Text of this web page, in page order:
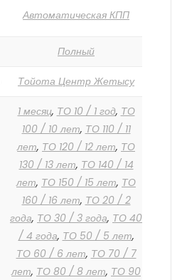
Автоматическая КПП
Полный
Тойота Центр Жетысу
1 месяц, ТО 10 / 1 год, ТО
100 / 10 лет, ТО 110 / 11
лет, ТО 120 / 12 лет, ТО
130 / 13 лет, ТО 140 / 14
лет, ТО 150 / 15 лет, ТО
160 / 16 лет, ТО 20 / 2
года, ТО 30 / 3 года, ТО 40
/ 4 года, ТО 50 / 5 лет,
ТО 60 / 6 лет, ТО 70 / 7
лет, ТО 80 / 8 лет, ТО 90